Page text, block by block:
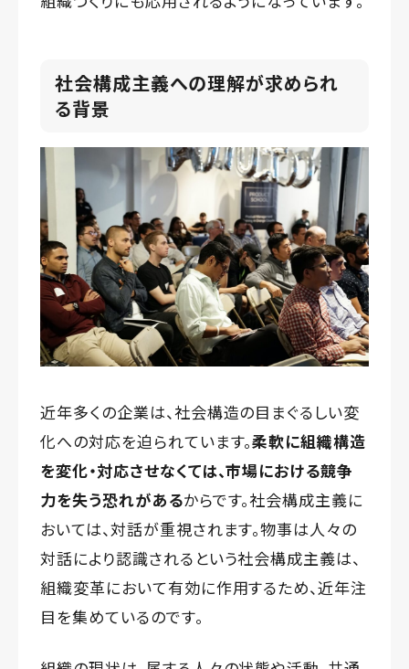
社会構成主義への理解が求められ
る背景
近年多くの企業は、社会構造の目まぐるしい変
化への対応を迫られています。柔軟に組織構造
を変化・対応させなくては、市場における競争
力を失う恐れがあるからです。社会構成主義に
おいては、対話が重視されます。物事は人々の
対話により認識されるという社会構成主義は、
組織変革において有効に作用するため、近年注
目を集めているのです。